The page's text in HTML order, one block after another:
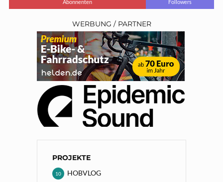
Abonnenten Followers
WERBUNG / PARTNER
PROJEKTE
HOBVLOG
10